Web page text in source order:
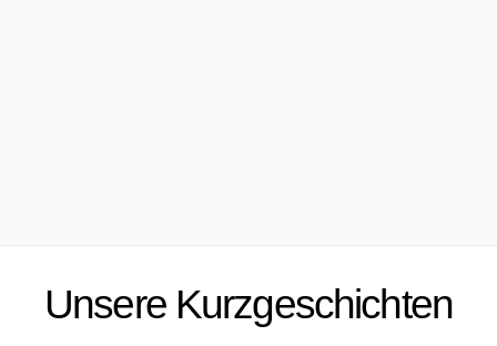
Unsere Kurzgeschichten